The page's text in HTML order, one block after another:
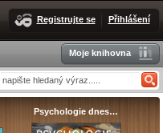
Registrujte se Přihlášení
Moje knihovna
Psychologie dnes…